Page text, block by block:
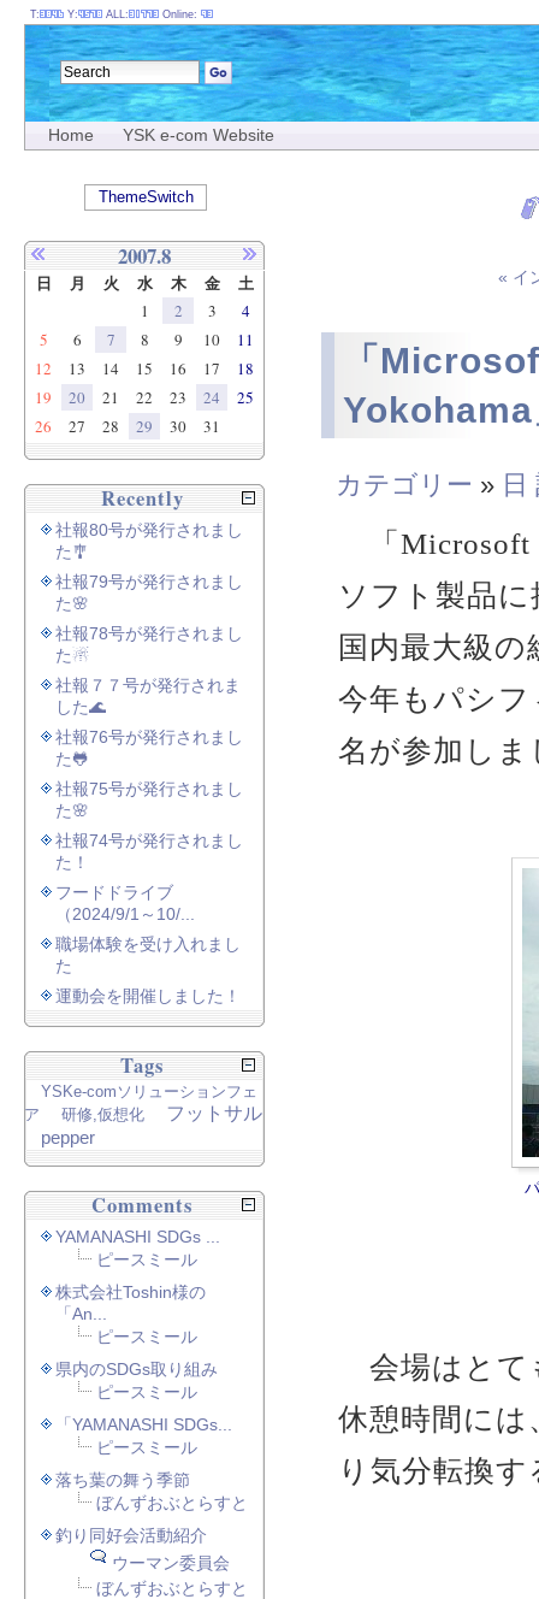
Home YSK e-com Website
« イ
「
Yokohama
カテゴリー » 日
「Microsoft
ソフト製品
国内最大級
今年もパシフ
名が参加しま
会場はとて
休憩時間に
り気分転換
T: Y: ALL: Online:
ThemeSwitch
2007.8
日 月 火 水 木 金 土
1 2 3
4
5
6 7 8 9 10
11
12
13 14 15 16 17
18
19
20 21 22 23 24
25
26
27 28 29 30 31
Recently
社報80号が発行されまし
た🎐
社報79号が発行されまし
た🌸
社報78号が発行されまし
た☃
社報７７号が発行されま
した🌊
社報76号が発行されまし
た🐸
社報75号が発行されまし
た🌸
社報74号が発行されまし
た！
フードドライブ
（2024/9/1～10/...
職場体験を受け入れまし
た
運動会を開催しました！
Tags
YSKe-comソリューションフェ
ア
研修,仮想化
フットサル
pepper
Comments
YAMANASHI SDGs ...
ピースミール
株式会社Toshin様の
「An...
ピースミール
県内のSDGs取り組み
ピースミール
「YAMANASHI SDGs...
ピースミール
落ち葉の舞う季節
ぼんずおぶとらすと
釣り同好会活動紹介
ウーマン委員会
ぼんずおぶとらすと